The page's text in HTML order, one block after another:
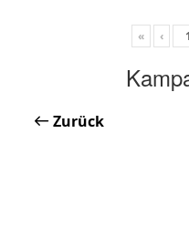
« ‹
Zurück